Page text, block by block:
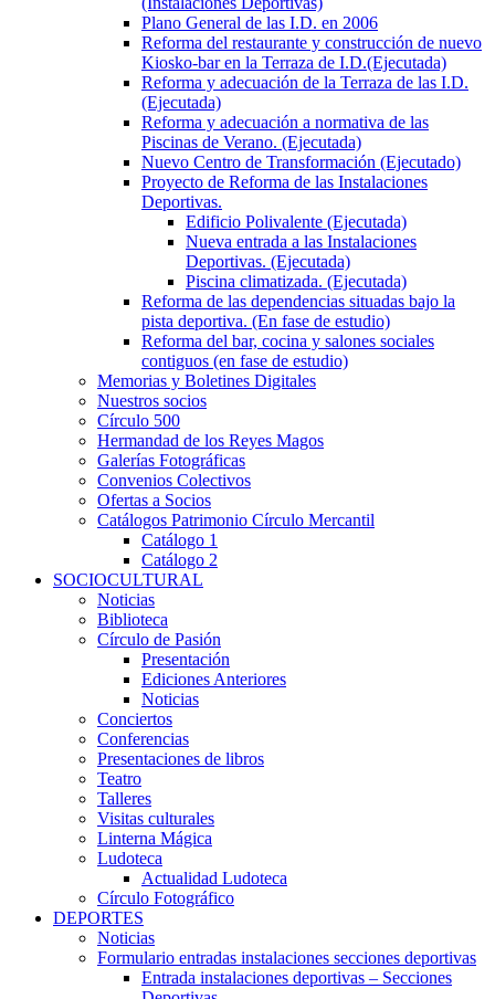
Plano General de las I.D. en 2006
Reforma del restaurante y construcción de nuevo
Kiosko-bar en la Terraza de I.D.(Ejecutada)
Reforma y adecuación de la Terraza de las I.D.
(Ejecutada)
Reforma y adecuación a normativa de las
Piscinas de Verano. (Ejecutada)
Nuevo Centro de Transformación (Ejecutado)
Proyecto de Reforma de las Instalaciones
Deportivas.
Edificio Polivalente (Ejecutada)
Nueva entrada a las Instalaciones
Deportivas. (Ejecutada)
Piscina climatizada. (Ejecutada)
Reforma de las dependencias situadas bajo la
pista deportiva. (En fase de estudio)
Reforma del bar, cocina y salones sociales
contiguos (en fase de estudio)
Memorias y Boletines Digitales
Nuestros socios
Círculo 500
Hermandad de los Reyes Magos
Galerías Fotográficas
Convenios Colectivos
Ofertas a Socios
Catálogos Patrimonio Círculo Mercantil
Catálogo 1
Catálogo 2
SOCIOCULTURAL
Noticias
Biblioteca
Círculo de Pasión
Presentación
Ediciones Anteriores
Noticias
Conciertos
Conferencias
Presentaciones de libros
Teatro
Talleres
Visitas culturales
Linterna Mágica
Ludoteca
Actualidad Ludoteca
Círculo Fotográfico
DEPORTES
Noticias
Formulario entradas instalaciones secciones deportivas
Entrada instalaciones deportivas – Secciones